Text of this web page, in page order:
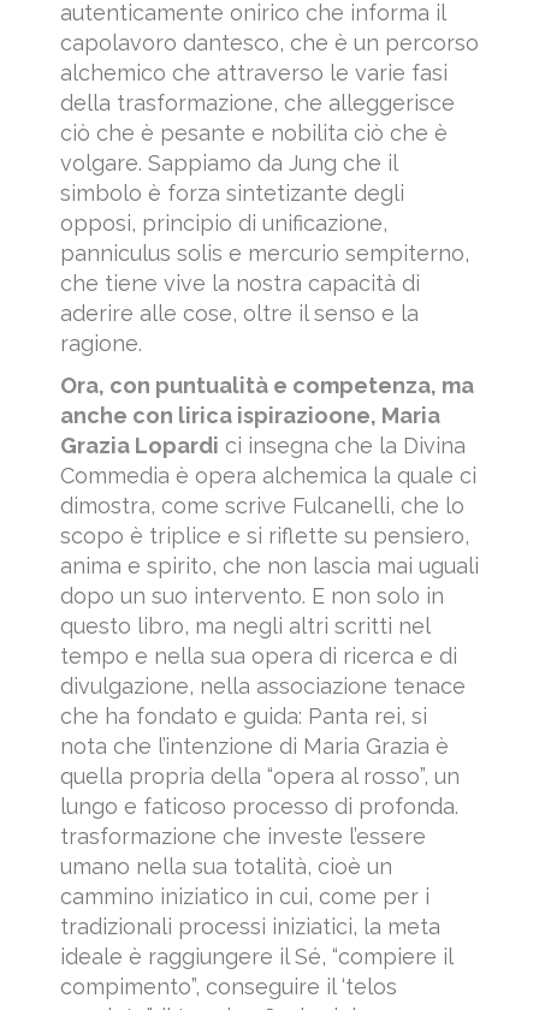
autenticamente onirico che informa il
capolavoro dantesco, che è un percorso
alchemico che attraverso le varie fasi
della trasformazione, che alleggerisce
ciò che è pesante e nobilita ciò che è
volgare. Sappiamo da Jung che il
simbolo è forza sintetizante degli
opposi, principio di unificazione,
panniculus solis e mercurio sempiterno,
che tiene vive la nostra capacità di
aderire alle cose, oltre il senso e la
ragione.
Ora, con puntualità e competenza, ma
anche con lirica ispirazioone, Maria
Grazia Lopardi ci insegna che la Divina
Commedia è opera alchemica la quale ci
dimostra, come scrive Fulcanelli, che lo
scopo è triplice e si riflette su pensiero,
anima e spirito, che non lascia mai uguali
dopo un suo intervento. E non solo in
questo libro, ma negli altri scritti nel
tempo e nella sua opera di ricerca e di
divulgazione, nella associazione tenace
che ha fondato e guida: Panta rei, si
nota che l’intenzione di Maria Grazia è
quella propria della “opera al rosso”, un
lungo e faticoso processo di profonda.
trasformazione che investe l’essere
umano nella sua totalità, cioè un
cammino iniziatico in cui, come per i
tradizionali processi iniziatici, la meta
ideale è raggiungere il Sé, “compiere il
compimento”, conseguire il ‘telos